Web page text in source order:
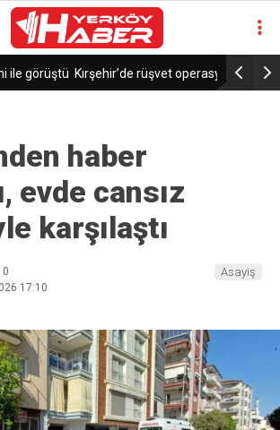
operasyonu: 2 tutuklama Çamlık
haber
evde cansız
karşılaştı
17:10
Asayiş